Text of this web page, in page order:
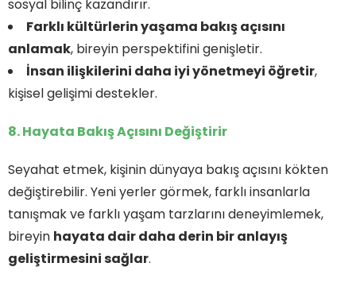
sosyal bilinç kazandırır.
Farklı kültürlerin yaşama bakış açısını
anlamak, bireyin perspektifini genişletir.
İnsan ilişkilerini daha iyi yönetmeyi öğretir,
kişisel gelişimi destekler.
8. Hayata Bakış Açısını Değiştirir
Seyahat etmek, kişinin dünyaya bakış açısını kökten
değiştirebilir. Yeni yerler görmek, farklı insanlarla
tanışmak ve farklı yaşam tarzlarını deneyimlemek,
bireyin hayata dair daha derin bir anlayış
geliştirmesini sağlar.